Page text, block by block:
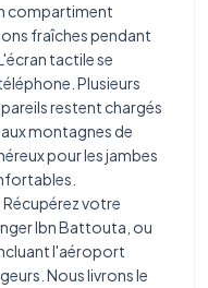
compartiment
fraîches pendant
tactile se
Plusieurs
restent chargés
montagnes de
pour les jambes
Récupérez votre
Ibn Battouta, ou
l'aéroport
Nous livrons le